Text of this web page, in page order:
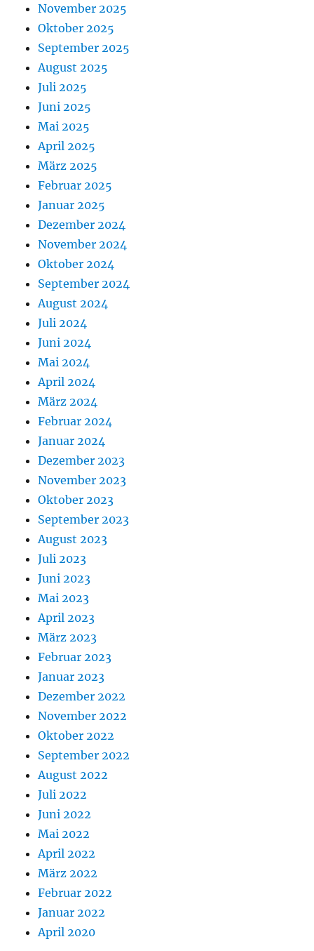
November 2025
Oktober 2025
September 2025
August 2025
Juli 2025
Juni 2025
Mai 2025
April 2025
März 2025
Februar 2025
Januar 2025
Dezember 2024
November 2024
Oktober 2024
September 2024
August 2024
Juli 2024
Juni 2024
Mai 2024
April 2024
März 2024
Februar 2024
Januar 2024
Dezember 2023
November 2023
Oktober 2023
September 2023
August 2023
Juli 2023
Juni 2023
Mai 2023
April 2023
März 2023
Februar 2023
Januar 2023
Dezember 2022
November 2022
Oktober 2022
September 2022
August 2022
Juli 2022
Juni 2022
Mai 2022
April 2022
März 2022
Februar 2022
Januar 2022
April 2020